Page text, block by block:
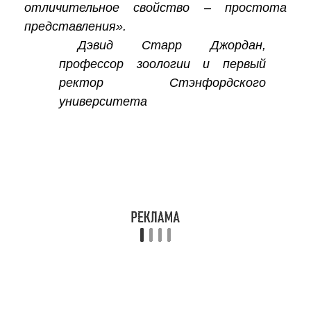
отличительное свойство – простота
представления».
Дэвид Старр Джордан,
профессор зоологии и первый
ректор Стэнфордского
университета